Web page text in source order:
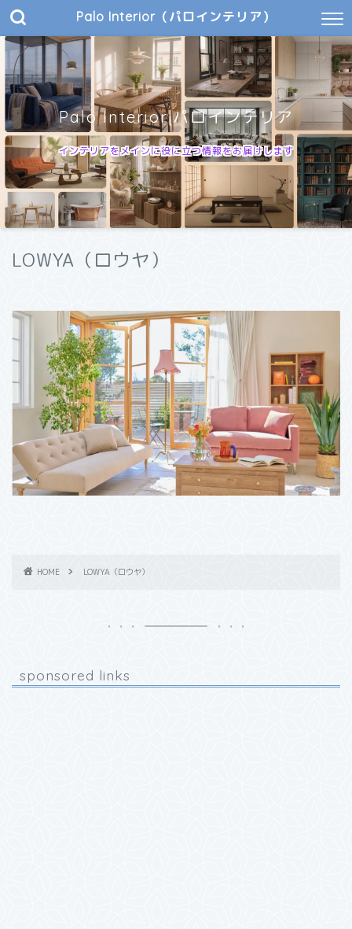
Palo Interior（パロインテリア）
Palo Interior|パロインテリア
インテリアをメインに役に立つ情報をお届けします
LOWYA（ロウヤ）
HOME LOWYA（ロウヤ）
sponsored links